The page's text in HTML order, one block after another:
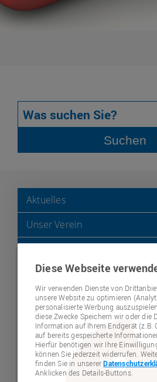
Suchen
Aktuelles
Unser Verein
Jobs und Mitarbeit
Arbeitnehmer-vertretung
Lebenshilfe-Stiftungsfonds
Spenden
Mitgliedschaft
Diese Webseite
Wir verwenden Dienste von
unsere Website zu optimieren
personalisierte Werbung
diese Zwecke Speichern wir oder die
Information auf Ihrem Endgerät (z.B.
auf bereits gespeicherte
Hierfür benötigen wir Ihre
können Sie jederzeit widerrufen.
finden Sie in unserer
Anklicken des Details-Buttons.